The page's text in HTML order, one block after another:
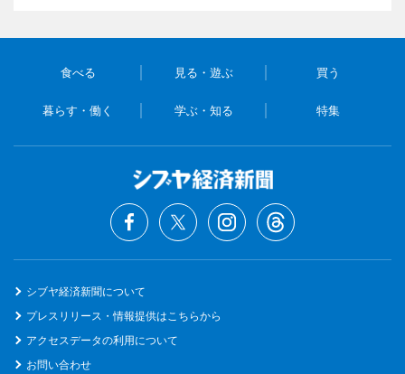
食べる 見る・遊ぶ 買う
暮らす・働く 学ぶ・知る 特集
シブヤ経済新聞について
プレスリリース・情報提供はこちらから
アクセスデータの利用について
お問い合わせ